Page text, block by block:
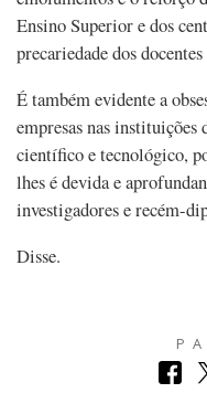
Ensino Superior e dos
precariedade dos
É também evidente a
empresas nas
científico e tecnológico,
lhes é devida e
investigadores e recém-
Disse.